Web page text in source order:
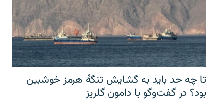
تا چه حد باید به گشایش تنگهٔ هرمز خوشبین
بود؟ در گفت‌وگو با دامون گلریز